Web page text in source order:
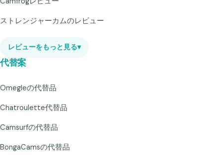
ストレンジャーカムのレビュー
レビューをもっと見る▾
代替案
Omegleの代替品
Chatroulette代替品
Camsurfの代替品
BongaCamsの代替品